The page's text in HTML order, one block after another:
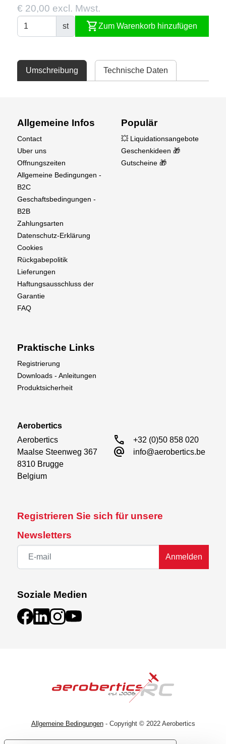
€ 20,00 excl. Mwst.
st shopping_cartZum Warenkorb hinzufügen
Umschreibung Technische Daten
Registrieren Sie sich für unsere
Newsletters
Anmelden
Soziale Medien
Allgemeine Infos
Contact
Uber uns
Offnungszeiten
Allgemeine Bedingungen -
B2C
Geschaftsbedingungen -
B2B
Zahlungsarten
Datenschutz-Erklärung
Cookies
Rückgabepolitik
Lieferungen
Haftungsausschluss der
Garantie
FAQ
Populär
💥 Liquidationsangebote
Geschenkideen 🎁
Gutscheine 🎁
Praktische Links
Registrierung
Downloads - Anleitungen
Produktsicherheit
Aerobertics
Aerobertics
Maalse Steenweg 367
8310 Brugge
Belgium
call +32 (0)50 858 020
alternate_email info@aerobertics.be
Allgemeine Bedingungen - Copyright © 2022 Aerobertics